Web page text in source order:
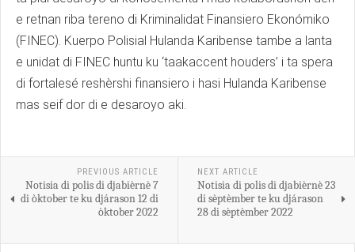
e retnan riba tereno di Kriminalidat Finansiero Ekonómiko
(FINEC). Kuerpo Polisial Hulanda Karibense tambe a lanta
e unidat di FINEC huntu ku ‘taakaccent houders’ i ta spera
di fortalesé reshèrshi finansiero i hasi Hulanda Karibense
mas seif dor di e desaroyo aki.
PREVIOUS ARTICLE
Notisia di polis di djabièrnè 7
di òktober te ku djárason 12 di
òktober 2022
NEXT ARTICLE
Notisia di polis di djabièrnè 23
di sèptèmber te ku djárason
28 di sèptèmber 2022